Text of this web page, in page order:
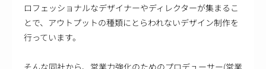
ロフェッショナルなデザイナーやディレクターが集まるこ
とで、アウトプットの種類にとらわれないデザイン制作を
行っています。